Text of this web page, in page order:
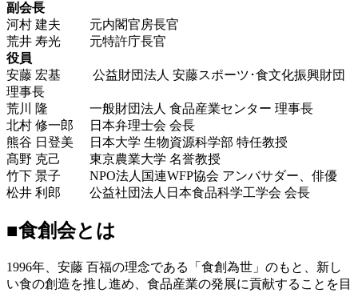
副会長
河村 建夫 元内閣官房長官
荒井 寿光 元特許庁長官
役員
安藤 宏基 公益財団法人 安藤スポーツ･食文化振興財団
理事長
荒川 隆 一般財団法人 食品産業センター 理事長
北村 修一郎 日本弁理士会 会長
熊谷 日登美 日本大学 生物資源科学部 特任教授
髙野 克己 東京農業大学 名誉教授
竹下 景子 NPO法人国連WFP協会 アンバサダー、俳優
松井 利郎 公益社団法人日本食品科学工学会 会長
■食創会とは
1996年、安藤 百福の理念である「食創為世」のもと、新し
い食の創造を推し進め、食品産業の発展に貢献することを目